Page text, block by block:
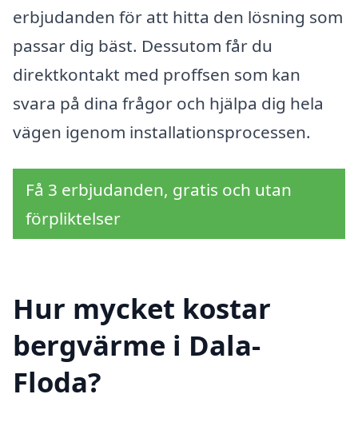
erbjudanden för att hitta den lösning som
passar dig bäst. Dessutom får du
direktkontakt med proffsen som kan
svara på dina frågor och hjälpa dig hela
vägen igenom installationsprocessen.
Få 3 erbjudanden, gratis och utan
förpliktelser
Hur mycket kostar
bergvärme i Dala-
Floda?